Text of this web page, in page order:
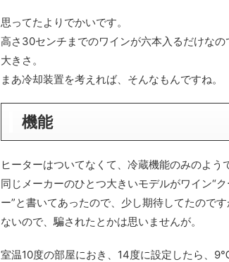
思ってたよりでかいです。
高さ30センチまでのワインが六本入るだけな
大きさ。
まあ冷却装置を考えれば、そんなもんですね。
機能
ヒーターはついてなくて、冷蔵機能のみのよう
同じメーカーのひとつ大きいモデルがワイン“
ー”と書いてあったので、少し期待してたので
ないので、騙されたとかは思いませんが。
室温10度の部屋におき、14度に設定したら